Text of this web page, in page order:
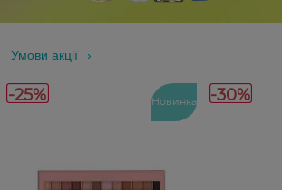
Умови акції
-25% Новинка -30%